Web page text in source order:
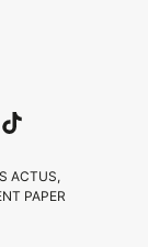
ACTUS,
PAPER